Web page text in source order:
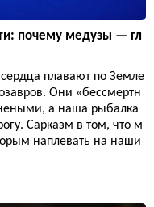
почему медузы — гл
плавают по Земле
Они «бессмертн
а наша рыбалка
Сарказм в том, что м
наплевать на наши